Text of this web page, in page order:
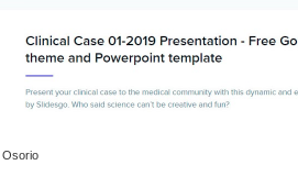
Osorio